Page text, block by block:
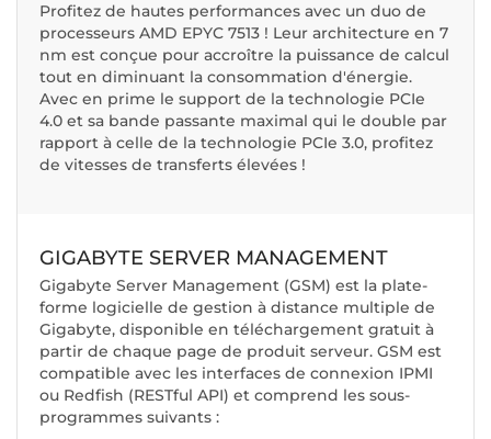
Profitez de hautes performances avec un duo de
processeurs AMD EPYC 7513 ! Leur architecture en 7
nm est conçue pour accroître la puissance de calcul
tout en diminuant la consommation d'énergie.
Avec en prime le support de la technologie PCIe
4.0 et sa bande passante maximal qui le double par
rapport à celle de la technologie PCIe 3.0, profitez
de vitesses de transferts élevées !
GIGABYTE SERVER MANAGEMENT
Gigabyte Server Management (GSM) est la plate-
forme logicielle de gestion à distance multiple de
Gigabyte, disponible en téléchargement gratuit à
partir de chaque page de produit serveur. GSM est
compatible avec les interfaces de connexion IPMI
ou Redfish (RESTful API) et comprend les sous-
programmes suivants :